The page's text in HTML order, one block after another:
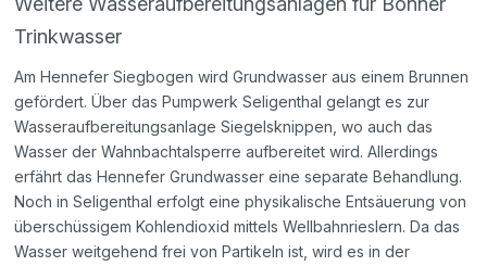
Trinkwasser
Am Hennefer Siegbogen wird Grundwasser aus einem Brunnen
gefördert. Über das Pumpwerk Seligenthal gelangt es zur
Wasseraufbereitungsanlage Siegelsknippen, wo auch das
Wasser der Wahnbachtalsperre aufbereitet wird. Allerdings
erfährt das Hennefer Grundwasser eine separate Behandlung.
Noch in Seligenthal erfolgt eine physikalische Entsäuerung von
überschüssigem Kohlendioxid mittels Wellbahnrieslern. Da das
Wasser weitgehend frei von Partikeln ist, wird es in der